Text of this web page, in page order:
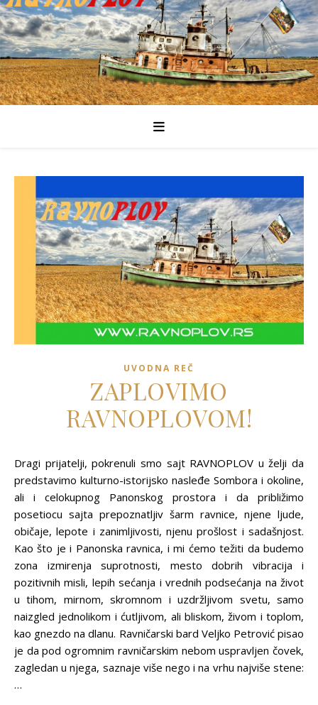
UVODNA REČ
ZAPLOVIMO
RAVNOPLOVOM!
Dragi prijatelji, pokrenuli smo sajt RAVNOPLOV u želji da
predstavimo kulturno-istorijsko nasleđe Sombora i okoline,
ali i celokupnog Panonskog prostora i da približimo
posetiocu sajta prepoznatljiv šarm ravnice, njene ljude,
običaje, lepote i zanimljivosti, njenu prošlost i sadašnjost.
Kao što je i Panonska ravnica, i mi ćemo težiti da budemo
zona izmirenja suprotnosti, mesto dobrih vibracija i
pozitivnih misli, lepih sećanja i vrednih podsećanja na život
u tihom, mirnom, skromnom i uzdržljivom svetu, samo
naizgled jednolikom i ćutljivom, ali bliskom, živom i toplom,
kao gnezdo na dlanu. Ravničarski bard Veljko Petrović pisao
je da pod ogromnim ravničarskim nebom uspravljen čovek,
zagledan u njega, saznaje više nego i na vrhu najviše stene:
…